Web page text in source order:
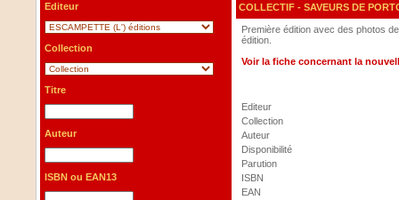
Editeur
Collection
Titre
Auteur
ISBN ou EAN13
COLLECTIF - SAVEURS DE
Première édition avec des photos
édition.
Voir la fiche concernant la
Editeur
Collection
Auteur
Disponibilité
Parution
ISBN
EAN